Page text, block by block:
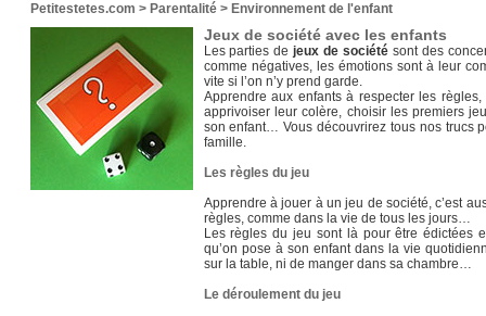
Petitestetes.com > Parentalité > Environnement de l'enfant
Jeux de société avec les enfants
Les parties dejeux de société sont des
comme négatives, les émotions sont à leur
vite si l’on n’y prend garde.
Apprendre aux enfants à respecter les
apprivoiser leur colère, choisir les premiers
son enfant… Vous découvrirez tous nos trucs
famille.
Les règles du jeu
Apprendre à jouer à un jeu de société, c’est
règles, comme dans la vie de tous les jours…
Les règles du jeu sont là pour être édictées
qu’on pose à son enfant dans la vie
sur la table, ni de manger dans sa chambre…
Le déroulement du jeu